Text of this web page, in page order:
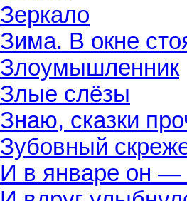
Зеркало
Зима. В окне
Злоумышленник
Злые слёзы
Знаю, сказки
Зубовный
И в январе он —